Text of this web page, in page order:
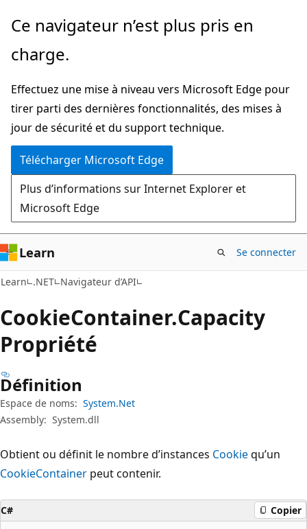
Passer
directement
au
principal
Passer
la
dans
la
page
Ce navigateur n’est plus pris en
charge.
Effectuez une mise à niveau vers Microsoft Edge pour
tirer parti des dernières fonctionnalités, des mises à
jour de sécurité et du support technique.
Télécharger Microsoft Edge
Plus d’informations sur Internet Explorer et
Microsoft Edge
Learn Se connecter
Learn .NET Navigateur d’API
CookieContainer.Capacity
Propriété
Définition
Espace de noms: System.Net
Assembly: System.dll
Obtient ou définit le nombre d’instances Cookiequ’un
CookieContainer peut contenir.
C# Copier